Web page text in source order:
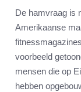
De hamvraag is
Amerikaanse
voorbeeld
mensen die op
hebben